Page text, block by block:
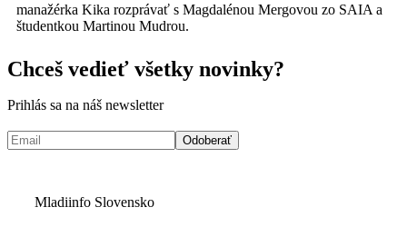
manažérka Kika rozprávať s Magdalénou Mergovou zo SAIA a
študentkou Martinou Mudrou.
Chceš vedieť všetky novinky?
Prihlás sa na náš newsletter
Mladiinfo Slovensko